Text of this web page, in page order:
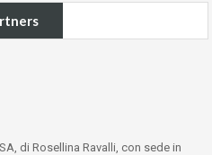
di Rosellina Ravalli, con sede in